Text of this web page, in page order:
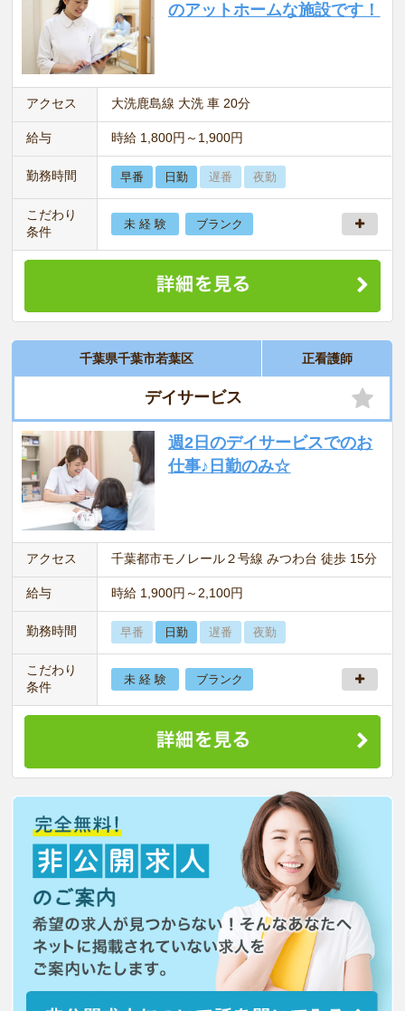
のアットホームな施設です！
アクセス 大洗鹿島線 大洗 車 20分
給与 時給 1,800円～1,900円
勤務時間 早番 日勤 遅番 夜勤
こだわり
条件
未 経 験 ブランク
千葉県千葉市若葉区 正看護師
デイサービス
週2日のデイサービスでのお
仕事♪日勤のみ☆
アクセス 千葉都市モノレール２号線 みつわ台 徒歩 15分
給与 時給 1,900円～2,100円
勤務時間 早番 日勤 遅番 夜勤
こだわり
条件
未 経 験 ブランク